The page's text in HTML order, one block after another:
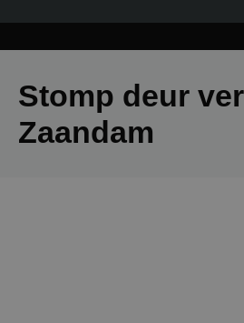
Stomp deur
Zaandam